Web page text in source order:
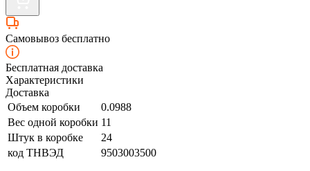
Самовывоз бесплатно
Бесплатная доставка
Характеристики
Доставка
Объем коробки
0.0988
Вес одной коробки 11
Штук в коробке
24
код ТНВЭД
9503003500